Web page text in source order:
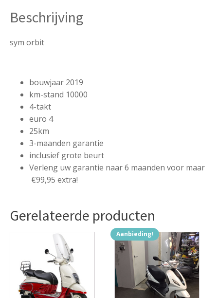
Beschrijving
sym orbit
bouwjaar 2019
km-stand 10000
4-takt
euro 4
25km
3-maanden garantie
inclusief grote beurt
Verleng uw garantie naar 6 maanden voor maar
€99,95 extra!
Gerelateerde producten
Aanbieding!